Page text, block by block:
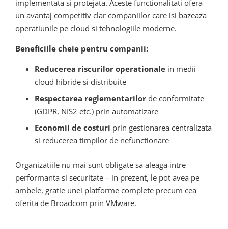
implementata si protejata. Aceste functionalitati ofera
un avantaj competitiv clar companiilor care isi bazeaza
operatiunile pe cloud si tehnologiile moderne.
Beneficiile cheie pentru companii:
Reducerea riscurilor operationalein medii
cloud hibride si distribuite
Respectarea reglementarilorde conformitate
(GDPR, NIS2 etc.) prin automatizare
Economii de costuri prin gestionarea centralizata
si reducerea timpilor de nefunctionare
Organizatiile nu mai sunt obligate sa aleaga intre
performanta si securitate – in prezent, le pot avea pe
ambele, gratie unei platforme complete precum cea
oferita de Broadcom prin VMware.